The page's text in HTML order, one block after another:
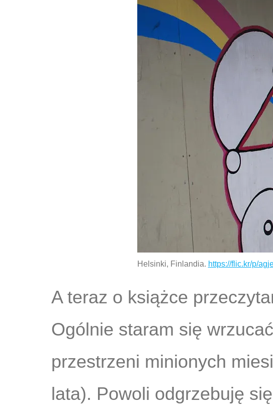
Helsinki, Finlandia. https://flic.kr/p/
A teraz o książce
Ogólnie staram się
przestrzeni minionych
lata). Powoli odgrzebuję